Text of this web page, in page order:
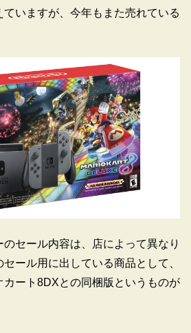
ていますが、今年もまた売れている
セール内容は、店によって異なり
ール用に出している商品として、
カート8DXとの同梱版というものが